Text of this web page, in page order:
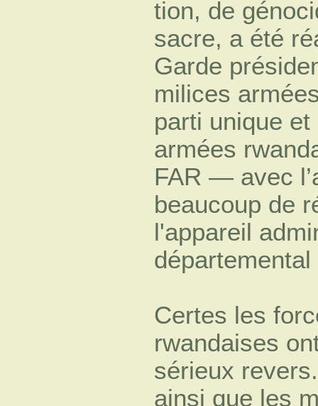
tion, de
sacre, a été
Garde
milices
parti unique
armées
FAR — avec
beaucoup de
l'appareil
Certes les
rwandaises
sérieux
ainsi que les